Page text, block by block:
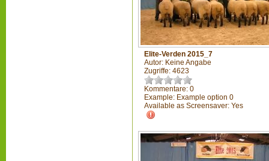
Elite-Verden 2015_7
Autor: Keine Angabe
Zugriffe: 4623
Kommentare: 0
Example: Example option 0
Available as Screensaver: Yes